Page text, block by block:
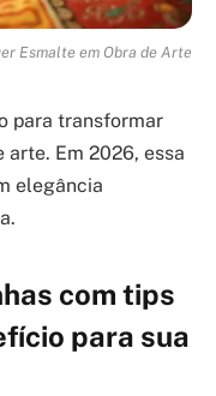
Esmalte em Obra de Arte
para transformar
Em 2026, essa
elegância
com tips
para sua